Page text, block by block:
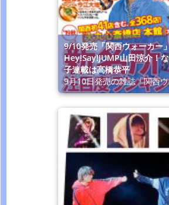
9/10発売「関西ウォーカー
Hey!Say!JUMP山田涼介！
子連載は高橋恭平
9月10日発売の雑誌「関西